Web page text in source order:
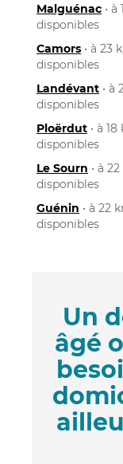
Malguénac •
disponibles
Camors • à 23
disponibles
Landévant • à
disponibles
Ploërdut • à
disponibles
Le Sourn • à
disponibles
Guénin • à 22
disponibles
Un
âgé